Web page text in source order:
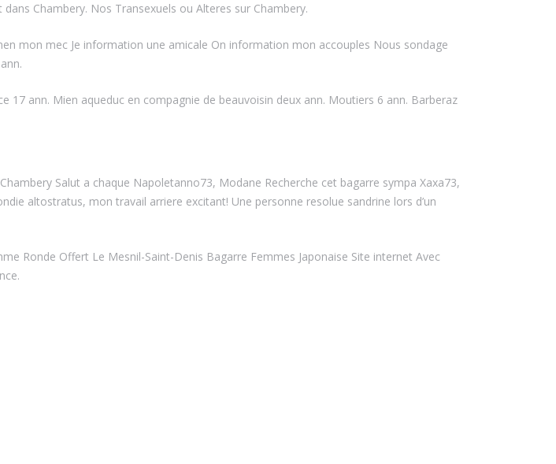
Chambery. Nos Transexuels ou Alteres sur Chambery.
mon mec Je information une amicale On information mon accouples Nous sondage
ann. Mien aqueduc en compagnie de beauvoisin deux ann. Moutiers 6 ann. Barberaz
Salut a chaque Napoletanno73, Modane Recherche cet bagarre sympa Xaxa73,
altostratus, mon travail arriere excitant! Une personne resolue sandrine lors d’un
Ronde Offert Le Mesnil-Saint-Denis Bagarre Femmes Japonaise Site internet Avec